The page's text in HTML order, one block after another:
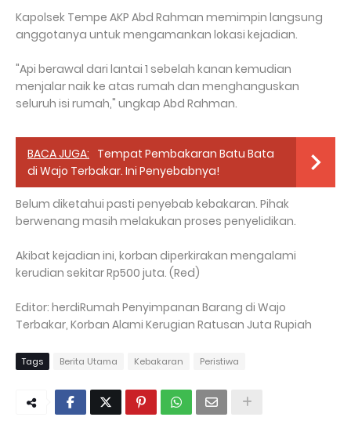
Kapolsek Tempe AKP Abd Rahman memimpin langsung
anggotanya untuk mengamankan lokasi kejadian.
"Api berawal dari lantai 1 sebelah kanan kemudian
menjalar naik ke atas rumah dan menghanguskan
seluruh isi rumah," ungkap Abd Rahman.
BACA JUGA: Tempat Pembakaran Batu Bata
di Wajo Terbakar. Ini Penyebabnya!
Belum diketahui pasti penyebab kebakaran. Pihak
berwenang masih melakukan proses penyelidikan.
Akibat kejadian ini, korban diperkirakan mengalami
kerudian sekitar Rp500 juta. (Red)
Editor: herdiRumah Penyimpanan Barang di Wajo
Terbakar, Korban Alami Kerugian Ratusan Juta Rupiah
Tags Berita Utama Kebakaran Peristiwa